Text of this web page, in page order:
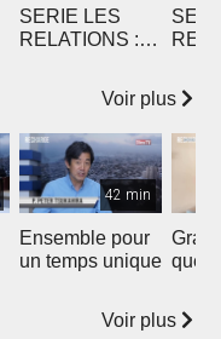
SERIE LES
RELATIONS :
Dieu
Voir plus
42 min
Ensemble pour
un temps unique que
Voir plus